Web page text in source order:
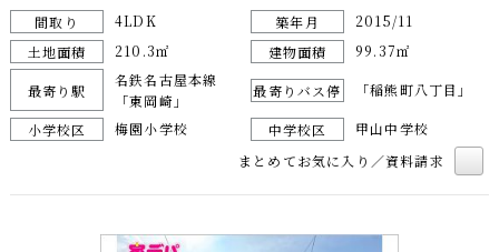
間取り 4LDK 築年月
2015/11
土地面積
210.3㎡ 建物面積 99.37㎡
最寄り駅
名鉄名古屋本線
「東岡崎」
最寄りバス停 「稲熊町八丁目」
小学校区 梅園小学校 中学校区
甲山中学校
まとめてお気に入り／資料請求